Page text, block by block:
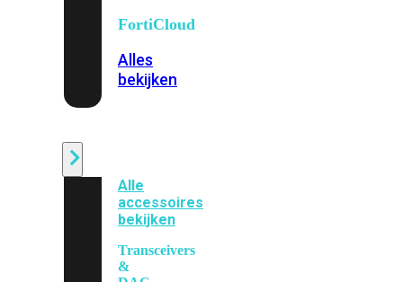
FortiCloud
Alles
bekijken
Alle
accessoires
bekijken
Transceivers
&